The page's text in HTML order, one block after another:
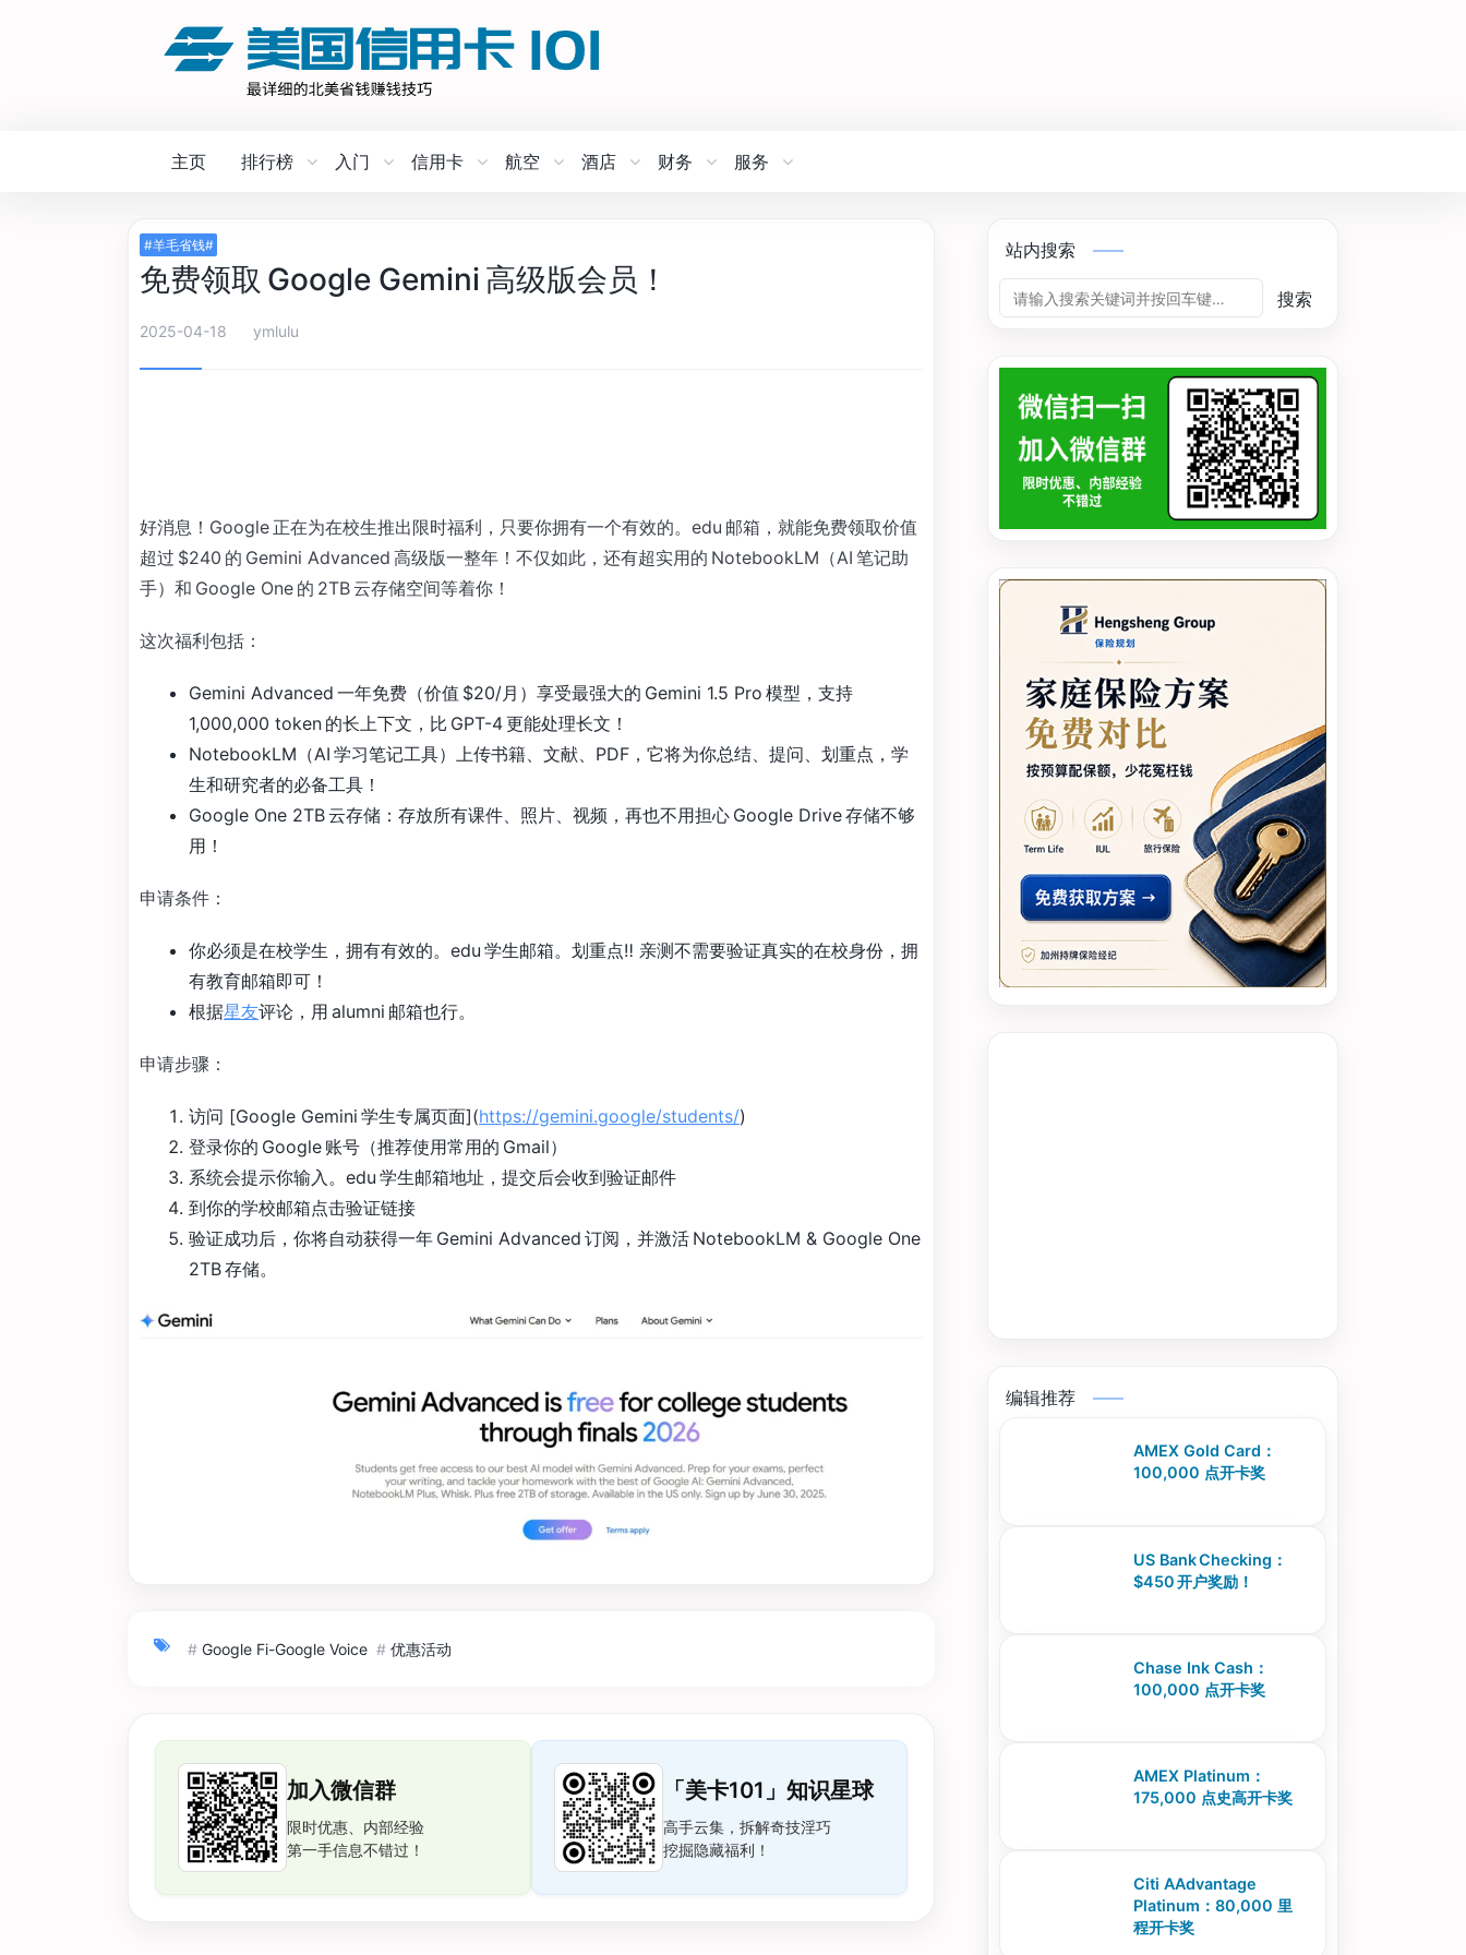
主页 排行榜 入门 信用卡 航空 酒店 财务 服务
#羊毛省钱#
免费领取 Google Gemini 高级版会员！
2025-04-18 ymlulu
好消息！Google 正在为在校生推出限时福利，只要你拥有一个有效的。edu 邮箱，就能免费领取价值
超过 $240 的 Gemini Advanced 高级版一整年！不仅如此，还有超实用的 NotebookLM（AI 笔记助
手）和 Google One 的 2TB 云存储空间等着你！
这次福利包括：
Gemini Advanced 一年免费（价值 $20/月）享受最强大的 Gemini 1.5 Pro 模型，支持
1,000,000 token 的长上下文，比 GPT-4 更能处理长文！
NotebookLM（AI 学习笔记工具）上传书籍、文献、PDF，它将为你总结、提问、划重点，学
生和研究者的必备工具！
Google One 2TB 云存储：存放所有课件、照片、视频，再也不用担心 Google Drive 存储不够
用！
申请条件：
你必须是在校学生，拥有有效的。edu 学生邮箱。划重点‼️ 亲测不需要验证真实的在校身份，拥
有教育邮箱即可！
根据星友评论，用 alumni 邮箱也行。
申请步骤：
访问 [Google Gemini 学生专属页面](https://gemini.google/students/)
登录你的 Google 账号（推荐使用常用的 Gmail）
系统会提示你输入。edu 学生邮箱地址，提交后会收到验证邮件
到你的学校邮箱点击验证链接
验证成功后，你将自动获得一年 Gemini Advanced 订阅，并激活 NotebookLM & Google One
2TB 存储。
# Google Fi-Google Voice # 优惠活动
加入微信群
限时优惠、内部经验
第一手信息不错过！
「美卡101」知识星球
高手云集，拆解奇技淫巧
挖掘隐藏福利！
站内搜索
搜索
编辑推荐
AMEX Gold Card：
100,000 点开卡奖
US Bank Checking：
$450 开户奖励！
Chase Ink Cash：
100,000 点开卡奖
AMEX Platinum：
175,000 点史高开卡奖
Citi AAdvantage
Platinum：80,000 里
程开卡奖